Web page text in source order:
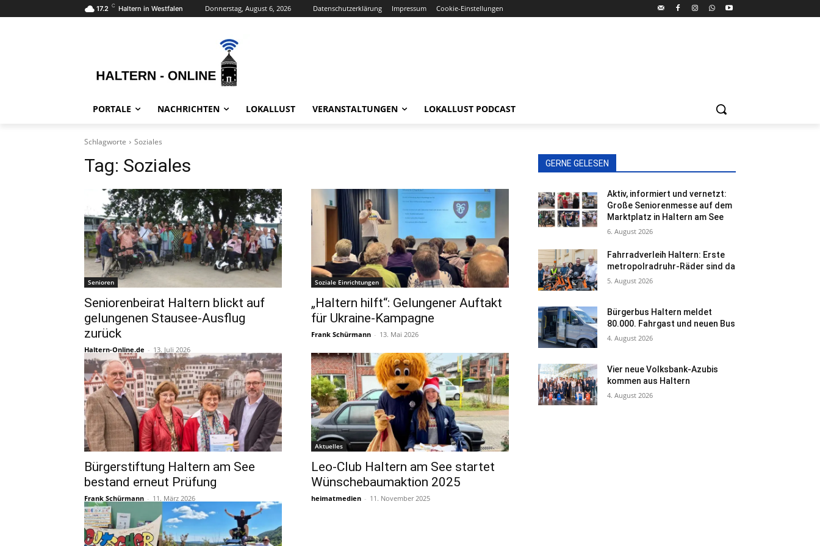
17.2 C Haltern in Westfalen Donnerstag, August 6, 2026 Datenschutzerklärung Impressum Cookie-Einstellungen
PORTALE NACHRICHTEN LOKALLUST VERANSTALTUNGEN LOKALLUST PODCAST
Schlagworte Soziales
Tag: Soziales
Senioren
Seniorenbeirat Haltern blickt auf
gelungenen Stausee-Ausflug
zurück
Haltern-Online.de - 13. Juli 2026
Soziale Einrichtungen
„Haltern hilft“: Gelungener Auftakt
für Ukraine-Kampagne
Frank Schürmann - 13. Mai 2026
Bürgerstiftung Haltern am See
bestand erneut Prüfung
Frank Schürmann - 11. März 2026
Aktuelles
Leo-Club Haltern am See startet
Wünschebaumaktion 2025
heimatmedien - 11. November 2025
GERNE GELESEN
Aktiv, informiert und vernetzt:
Große Seniorenmesse auf dem
Marktplatz in Haltern am See
6. August 2026
Fahrradverleih Haltern: Erste
metropolradruhr-Räder sind da
5. August 2026
Bürgerbus Haltern meldet
80.000. Fahrgast und neuen Bus
4. August 2026
Vier neue Volksbank-Azubis
kommen aus Haltern
4. August 2026